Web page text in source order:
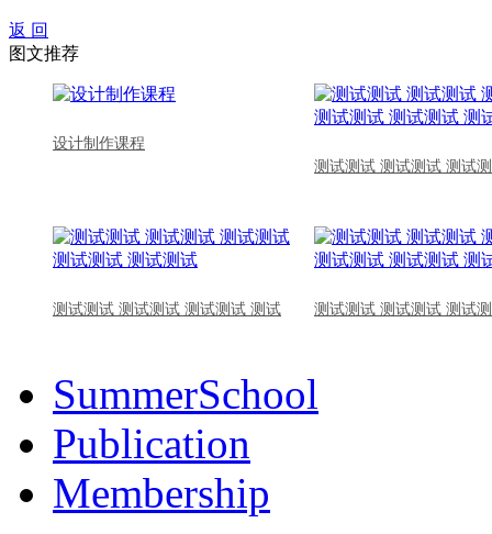
返 回
图文推荐
设计制作课程
测试测试 测试测试 测试
测试测试 测试测试 测试测试 测试 测试测试 测试测试 测试
SummerSchool
Publication
Membership